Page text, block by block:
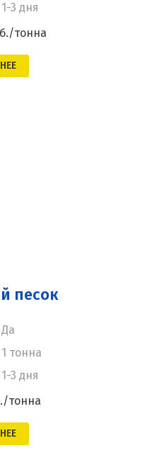
1-3 дня
тонна
песок
Да
1 тонна
1-3 дня
тонна